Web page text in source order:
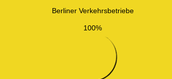
Berliner Verkehrsbetriebe
100%